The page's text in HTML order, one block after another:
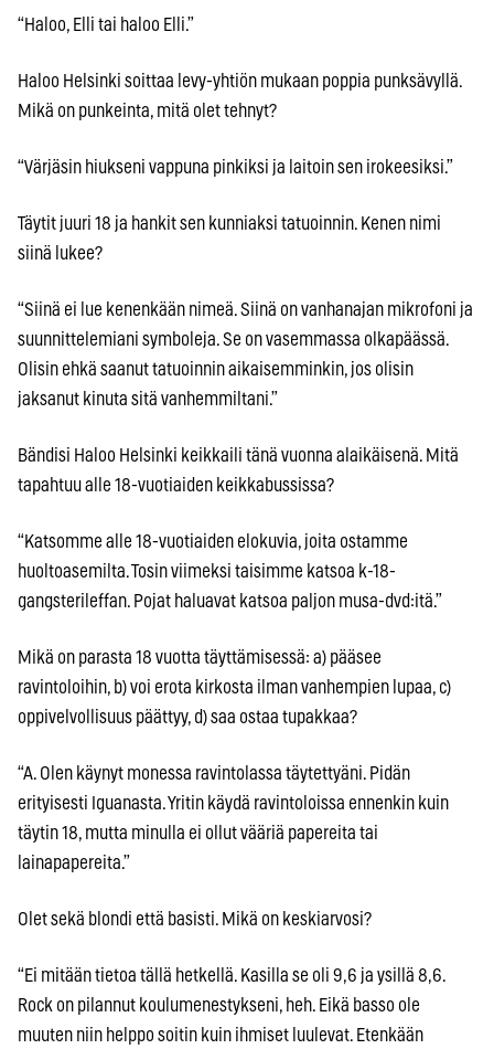
“Haloo, Elli tai haloo Elli.”
Haloo Helsinki soittaa levy-yhtiön mukaan poppia punksävyllä.
Mikä on punkeinta, mitä olet tehnyt?
“Värjäsin hiukseni vappuna pinkiksi ja laitoin sen irokeesiksi.”
Täytit juuri 18 ja hankit sen kunniaksi tatuoinnin. Kenen nimi
siinä lukee?
“Siinä ei lue kenenkään nimeä. Siinä on vanhanajan mikrofoni ja
suunnittelemiani symboleja. Se on vasemmassa olkapäässä.
Olisin ehkä saanut tatuoinnin aikaisemminkin, jos olisin
jaksanut kinuta sitä vanhemmiltani.”
Bändisi Haloo Helsinki keikkaili tänä vuonna alaikäisenä. Mitä
tapahtuu alle 18-vuotiaiden keikkabussissa?
“Katsomme alle 18-vuotiaiden elokuvia, joita ostamme
huoltoasemilta. Tosin viimeksi taisimme katsoa k-18-
gangsterileffan. Pojat haluavat katsoa paljon musa-dvd:itä.”
Mikä on parasta 18 vuotta täyttämisessä: a) pääsee
ravintoloihin, b) voi erota kirkosta ilman vanhempien lupaa, c)
oppivelvollisuus päättyy, d) saa ostaa tupakkaa?
“A. Olen käynyt monessa ravintolassa täytettyäni. Pidän
erityisesti Iguanasta. Yritin käydä ravintoloissa ennenkin kuin
täytin 18, mutta minulla ei ollut vääriä papereita tai
lainapapereita.”
Olet sekä blondi että basisti. Mikä on keskiarvosi?
“Ei mitään tietoa tällä hetkellä. Kasilla se oli 9,6 ja ysillä 8,6.
Rock on pilannut koulumenestykseni, heh. Eikä basso ole
muuten niin helppo soitin kuin ihmiset luulevat. Etenkään